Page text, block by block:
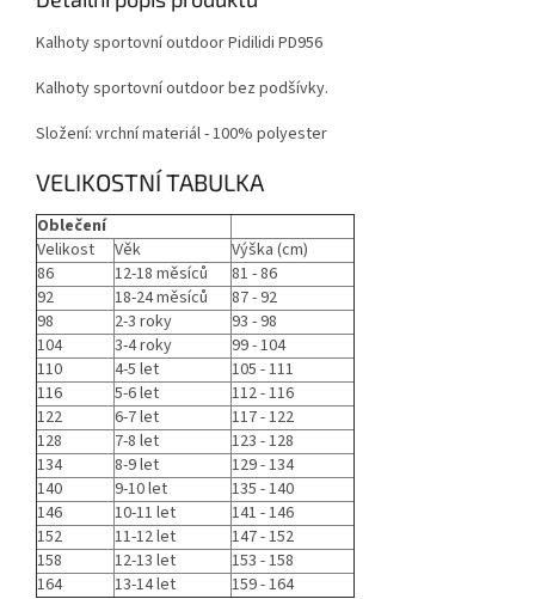
Kalhoty sportovní outdoor Pidilidi PD956
Kalhoty sportovní outdoor bez podšívky.
Složení: vrchní materiál - 100% polyester
VELIKOSTNÍ TABULKA
Oblečení
Velikost
Věk
Výška (cm)
86
12-18 měsíců
81 - 86
92
18-24 měsíců
87 - 92
98
2-3 roky
93 - 98
104
3-4 roky
99 - 104
110
4-5 let
105 - 111
116
5-6 let
112 - 116
122
6-7 let
117 - 122
128
7-8 let
123 - 128
134
8-9 let
129 - 134
140
9-10 let
135 - 140
146
10-11 let
141 - 146
152
11-12 let
147 - 152
158
12-13 let
153 - 158
164
13-14 let 159 - 164